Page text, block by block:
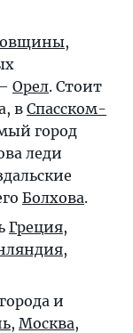
,
Орел. Стоит
в Спасском-
город
леди
Болхова.
Греция,
,
и
, Москва,